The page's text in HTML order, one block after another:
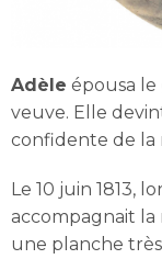
Adèle épousa le
veuve. Elle
confidente de la
Le 10 juin 1813,
accompagnait la
une planche